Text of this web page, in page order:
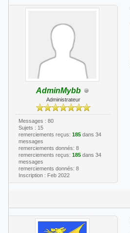
AdminMybb
Administrateur
Messages : 80
Sujets : 15
remerciements reçus: 185dans 34
messages
remerciements donnés: 8
remerciements reçus: 185dans 34
messages
remerciements donnés: 8
Inscription : Feb 2022